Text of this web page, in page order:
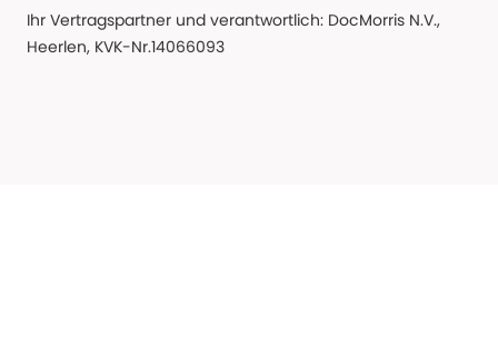
Ihr Vertragspartner und verantwortlich: DocMorris N.V.,
Heerlen, KVK-Nr.14066093